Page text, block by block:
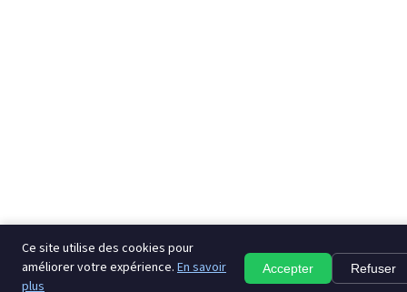
Ce site utilise des cookies pour
améliorer votre expérience. En savoir
plus
Accepter Refuser